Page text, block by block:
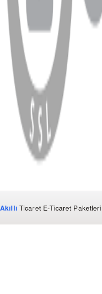
WhatsApp Facebook
Copyright
2026 Dükkan Hifi
Akıllı Ticaret E-Ticaret Paketleri